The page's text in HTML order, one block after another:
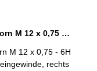
Gewinde-Grenzlehrdorn M 12 x 0,75 - 6H DIN 13
M 12 x 0,75 - 6H
rechts